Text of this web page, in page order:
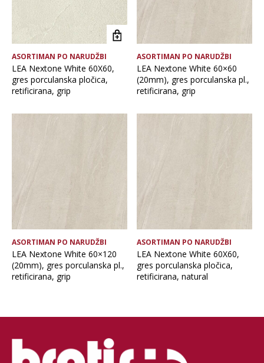
Format pločice
Glavna boja
Namjena pločice
ASORTIMAN PO NARUDŽBI
LEA Nextone White 60X60,
gres porculanska pločica,
retificirana, grip
ASORTIMAN PO NARUDŽBI
LEA Nextone White 60×60
(20mm), gres porculanska pl.,
retificirana, grip
ASORTIMAN PO NARUDŽBI
LEA Nextone White 60×120
(20mm), gres porculanska pl.,
retificirana, grip
ASORTIMAN PO NARUDŽBI
LEA Nextone White 60X60,
gres porculanska pločica,
retificirana, natural